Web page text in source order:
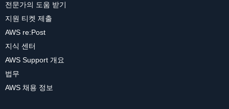
전문가의 도움 받기
지원 티켓 제출
AWS re:Post
지식 센터
AWS Support 개요
법무
AWS 채용 정보